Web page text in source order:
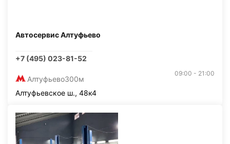
Автосервис Алтуфьево
+7 (495) 023-81-52
Алтуфьево300м
09:00 - 21:00
Алтуфьевское ш., 48к4